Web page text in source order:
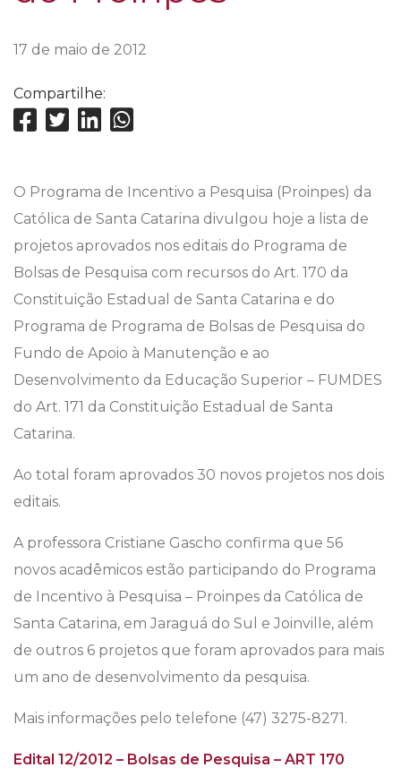
17 de maio de 2012
Compartilhe:
O Programa de Incentivo a Pesquisa (Proinpes) da
Católica de Santa Catarina divulgou hoje a lista de
projetos aprovados nos editais do Programa de
Bolsas de Pesquisa com recursos do Art. 170 da
Constituição Estadual de Santa Catarina e do
Programa de Programa de Bolsas de Pesquisa do
Fundo de Apoio à Manutenção e ao
Desenvolvimento da Educação Superior – FUMDES
do Art. 171 da Constituição Estadual de Santa
Catarina.
Ao total foram aprovados 30 novos projetos nos dois
editais.
A professora Cristiane Gascho confirma que 56
novos acadêmicos estão participando do Programa
de Incentivo à Pesquisa – Proinpes da Católica de
Santa Catarina, em Jaraguá do Sul e Joinville, além
de outros 6 projetos que foram aprovados para mais
um ano de desenvolvimento da pesquisa.
Mais informações pelo telefone (47) 3275-8271.
Edital 12/2012 – Bolsas de Pesquisa – ART 170